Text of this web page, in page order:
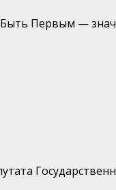
Первым —